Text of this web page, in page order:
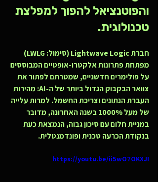
והפוטנציאל להפוך למפלצת
טכנולוגית.
חברת Lightwave Logic (סימול: LWLG)
מפתחת פתרונות אלקטרו-אופטיים המבוססים
על פולימרים חדשניים, שמטרתם לפתור את
צוואר הבקבוק הגדול ביותר של ה-AI: מהירות
העברת הנתונים וצריכת החשמל. למרות עלייה
של מעל 1000% בשנה האחרונה, מדובר
במניית חלום עם סיכון גבוה, הנמצאת כעת
בנקודת הכרעה טכנית ופונדמנטלית.
https://youtu.be/ii5wO7OKXJI